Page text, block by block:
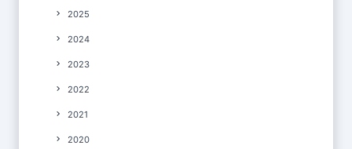
2025
2024
2023
2022
2021
2020